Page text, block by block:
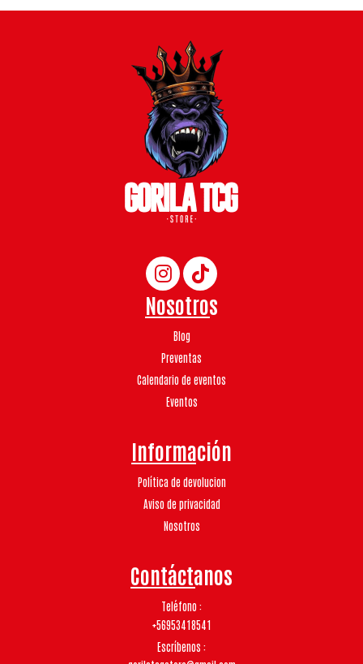
Nosotros
Blog
Preventas
Calendario de eventos
Eventos
Información
Política de devolucion
Aviso de privacidad
Nosotros
Contáctanos
Teléfono
+56953418541
Escríbenos